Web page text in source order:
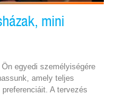
mini
egyedi személyiségére
amely teljes
A tervezés